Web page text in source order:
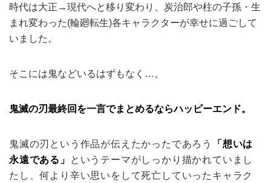
時代は大正→現代へと移り変わり、炭治郎や柱の子孫・生
まれ変わった(輪廻転生)各キャラクターが幸せに過ごして
いました。
そこには鬼などいるはずもなく…。
鬼滅の刃最終回を一言でまとめるならハッピーエンド。
鬼滅の刃という作品が伝えたかったであろう
「想いは
永遠である」
というテーマがしっかり描かれていまし
たし、何より辛い思いをして死亡していったキャラク